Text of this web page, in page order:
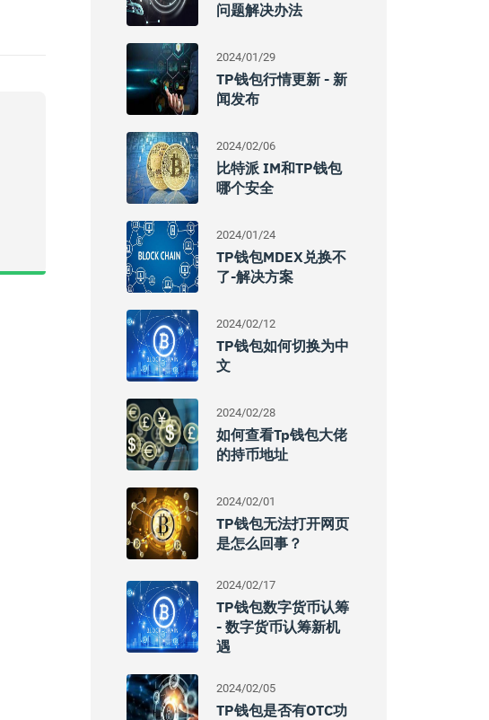
问题解决办法
2024/01/29
TP钱包行情更新 - 新
闻发布
2024/02/06
比特派 IM和TP钱包
哪个安全
2024/01/24
TP钱包MDEX兑换不
了-解决方案
2024/02/12
TP钱包如何切换为中
文
2024/02/28
如何查看tp钱包大佬
的持币地址
2024/02/01
TP钱包无法打开网页
是怎么回事？
2024/02/17
TP钱包数字货币认筹
- 数字货币认筹新机
遇
2024/02/05
TP钱包是否有OTC功